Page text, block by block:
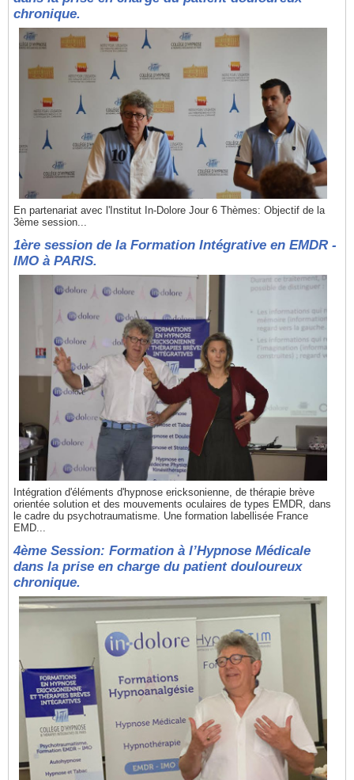
chronique.
En partenariat avec l'Institut In-Dolore Jour 6 Thèmes: Objectif de la
3ème session...
1ère session de la Formation Intégrative en EMDR -
IMO à PARIS.
Intégration d'éléments d'hypnose ericksonienne, de thérapie brève
orientée solution et des mouvements oculaires de types EMDR, dans
le cadre du psychotraumatisme. Une formation labellisée France
EMD...
4ème Session: Formation à l’Hypnose Médicale
dans la prise en charge du patient douloureux
chronique.